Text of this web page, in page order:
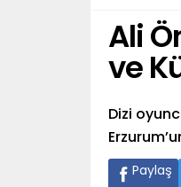
Ali
ve
Dizi
Paylaş